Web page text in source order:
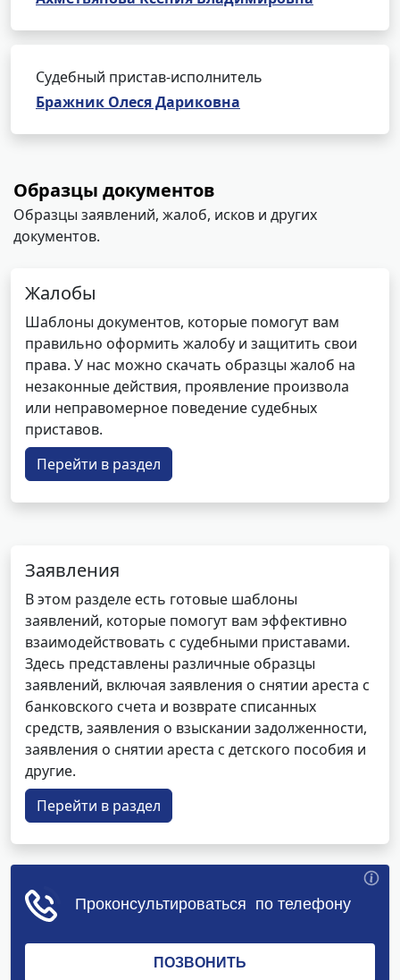
Судебный пристав-исполнитель
Бражник Олеся Дариковна
Образцы документов
Образцы заявлений, жалоб, исков и других
документов.
Жалобы
Шаблоны документов, которые помогут вам
правильно оформить жалобу и защитить свои
права. У нас можно скачать образцы жалоб на
незаконные действия, проявление произвола
или неправомерное поведение судебных
приставов.
Перейти в раздел
Заявления
В этом разделе есть готовые шаблоны
заявлений, которые помогут вам эффективно
взаимодействовать с судебными приставами.
Здесь представлены различные образцы
заявлений, включая заявления о снятии ареста с
банковского счета и возврате списанных
средств, заявления о взыскании задолженности,
заявления о снятии ареста с детского пособия и
другие.
Перейти в раздел